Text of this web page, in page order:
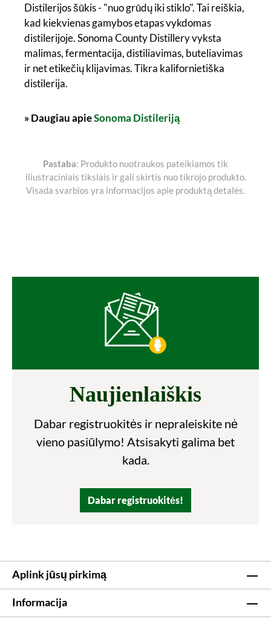
Distilerijos šūkis - "nuo grūdų iki stiklo". Tai reiškia,
kad kiekvienas gamybos etapas vykdomas
distilerijoje. Sonoma County Distillery vyksta
malimas, fermentacija, distiliavimas, buteliavimas
ir net etikečių klijavimas. Tikra kalifornietiška
distilerija.
» Daugiau apieSonoma Distileriją
Pastaba: Produkto nuotraukos pateikiamos tik
iliustraciniais tikslais ir gali skirtis nuo tikrojo produkto.
Visada svarbios yra informacijos apie produktą detalės.
Naujienlaiškis
Dabar registruokitės ir nepraleiskite nė
vieno pasiūlymo! Atsisakyti galima bet
kada.
Dabar registruokitės!
Aplink jūsų pirkimą
Informacija